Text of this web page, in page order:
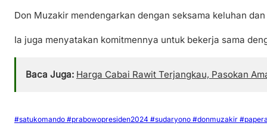
Don Muzakir mendengarkan dengan seksama keluhan
Ia juga menyatakan komitmennya untuk bekerja sama
Baca Juga: Harga Cabai Rawit Terjangkau, Pasokan
#satukomando #prabowopresiden2024 #sudaryono #donmuzakir